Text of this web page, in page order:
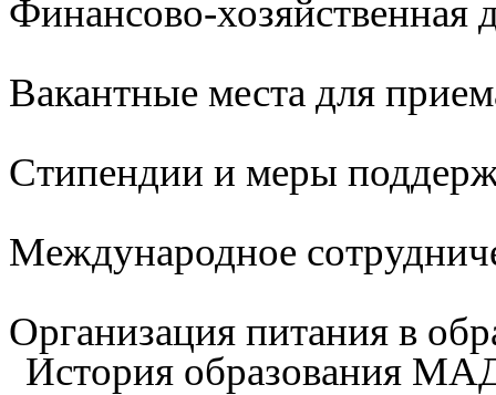
Финансово-хозяйственная
Вакантные места для
Стипендии и меры
Международное
Организация питания в
История образования